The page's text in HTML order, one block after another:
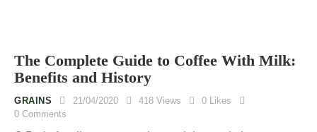
The Complete Guide to Coffee With Milk:
Benefits and History
GRAINS 21/04/2020 418 Views 0
Likes
0 Comments